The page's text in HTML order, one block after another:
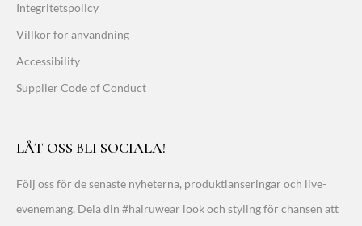
Integritetspolicy
Villkor för användning
Accessibility
Supplier Code of Conduct
LÅT OSS BLI SOCIALA!
Följ oss för de senaste nyheterna, produktlanseringar och live-
evenemang. Dela din #hairuwear look och styling för chansen att